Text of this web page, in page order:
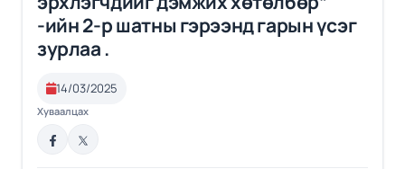
-ийн 2-р шатны гэрээнд гарын үсэг
зурлаа .
14/03/2025
Хуваалцах